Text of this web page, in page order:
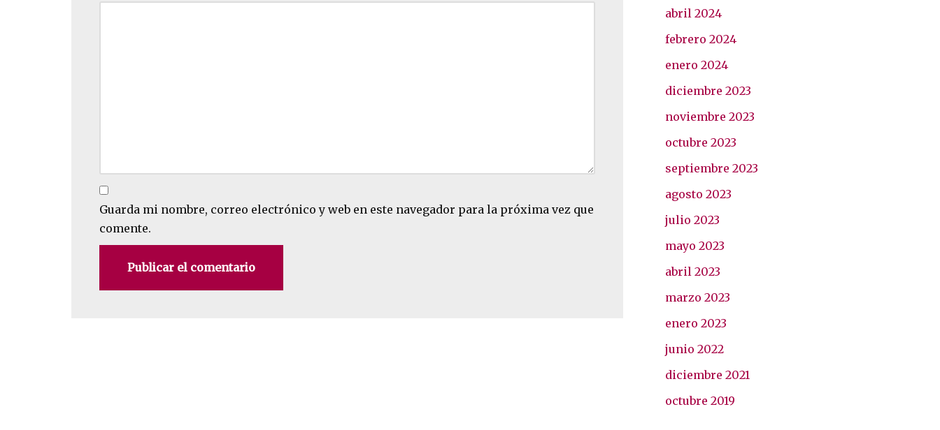
Guarda mi nombre, correo electrónico y web en este navegador para la próxima vez que
comente.
abril 2024
febrero 2024
enero 2024
diciembre 2023
noviembre 2023
octubre 2023
septiembre 2023
agosto 2023
julio 2023
mayo 2023
abril 2023
marzo 2023
enero 2023
junio 2022
diciembre 2021
octubre 2019